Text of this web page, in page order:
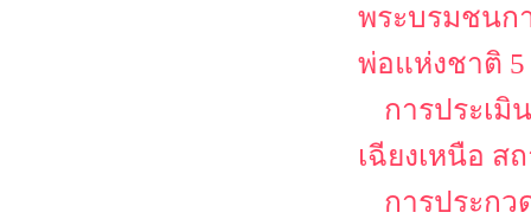
พระบรมชนก
พ่อแห่งชาติ
การประเ
เฉียงเหนือ ส
การประก